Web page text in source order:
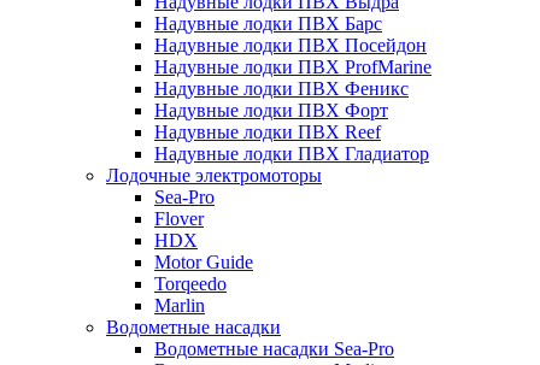
Надувные лодки ПВХ Барс
Надувные лодки ПВХ Посейдон
Надувные лодки ПВХ ProfMarine
Надувные лодки ПВХ Феникс
Надувные лодки ПВХ Форт
Надувные лодки ПВХ Reef
Надувные лодки ПВХ Гладиатор
Лодочные электромоторы
Sea-Pro
Flover
HDX
Motor Guide
Torqeedo
Marlin
Водометные насадки
Водометные насадки Sea-Pro